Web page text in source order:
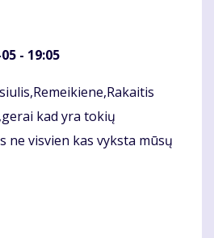
- 19:05
kad yra tokių
ne visvien kas vyksta mūsų